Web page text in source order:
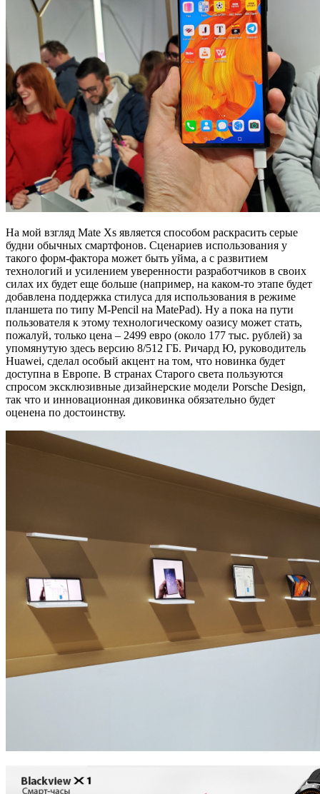
На мой взгляд Mate Xs является способом раскрасить серые
будни обычных смартфонов. Сценариев использования у
такого форм-фактора может быть уйма, а с развитием
технологий и усилением уверенности разработчиков в своих
силах их будет еще больше (например, на каком-то этапе будет
добавлена поддержка стилуса для использования в режиме
планшета по типу M-Pencil на MatePad). Ну а пока на пути
пользователя к этому технологическому оазису может стать,
пожалуй, только цена – 2499 евро (около 177 тыс. рублей) за
упомянутую здесь версию 8/512 ГБ. Ричард Ю, руководитель
Huawei, сделал особый акцент на том, что новинка будет
доступна в Европе. В странах Старого света пользуются
спросом эксклюзивные дизайнерские модели Porsche Design,
так что и инновационная диковинка обязательно будет
оценена по достоинству.